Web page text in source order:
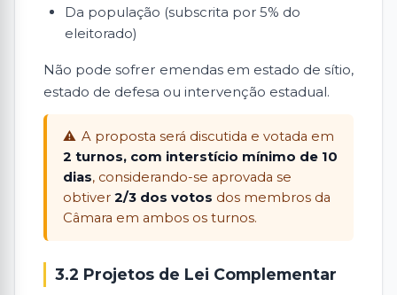
Da população (subscrita por 5% do
eleitorado)
Não pode sofrer emendas em estado de sítio,
estado de defesa ou intervenção estadual.
A proposta será discutida e votada em
2 turnos, com interstício mínimo de 10
dias, considerando-se aprovada se
obtiver 2/3 dos votos dos membros da
Câmara em ambos os turnos.
3.2 Projetos de Lei Complementar